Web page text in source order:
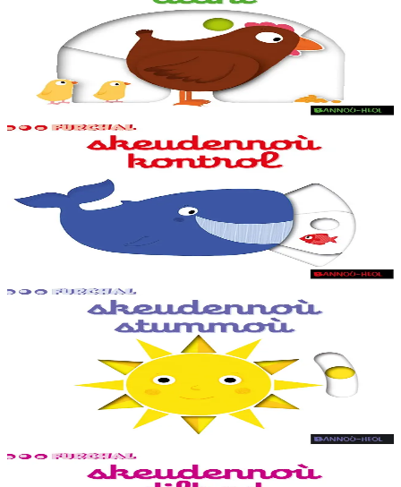
Skeudennoù atant
Skeudennoù bev azasaet ouzh ar re vihanañ war bep bajenn zoubl,
adalek ar golo. Ur c'hoari bihan evit kemer plijadur gant ar gerioù e
dibenn al levr.
1 vloaz hag ouzhpenn
Skeudennoù kontrol
Skeudennoù bev azasaet ouzh ar re vihanañ war bep bajenn zoubl,
adalek ar golo. Ur c'hoari bihan evit kemer plijadur gant ar gerioù e
dibenn al levr.
1 vloaz hag ouzhpenn
Skeudennoù stummoù
Skeudennoù bev azasaet ouzh ar re vihanañ war bep bajenn zoubl,
adalek ar golo. Ur c'hoari bihan evit kemer plijadur gant ar gerioù e
1 vloaz hag ouzhpenn